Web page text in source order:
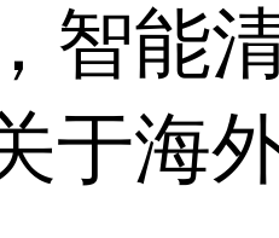
智能
于海